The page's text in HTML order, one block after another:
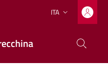
Lingua attiva:
ITA